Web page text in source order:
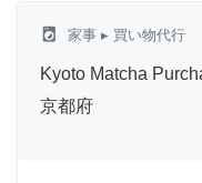
local_laundry_service 家事 ▸ 買い物代行
Kyoto Matcha
京都府